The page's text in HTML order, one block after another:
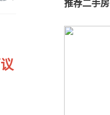
推荐二手房